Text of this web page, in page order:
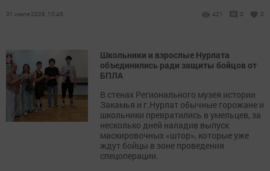
31 июля 2026, 10:45 421 0 0
Школьники и взрослые Нурлата
объединились ради защиты бойцов от
БПЛА
В стенах Регионального музея истории
Закамья и г.Нурлат обычные горожане и
школьники превратились в умельцев, за
несколько дней наладив выпуск
маскировочных «штор», которые уже
ждут бойцы в зоне проведения
спецоперации.